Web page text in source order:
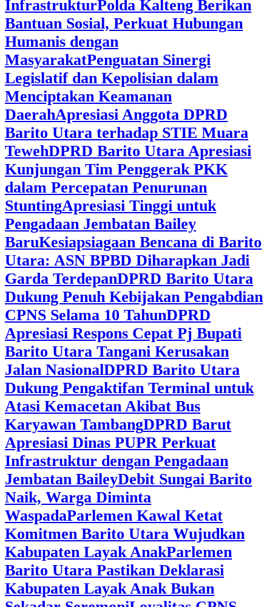
InfrastrukturPolda Kalteng Berikan
Bantuan Sosial, Perkuat Hubungan
Humanis dengan
MasyarakatPenguatan Sinergi
Legislatif dan Kepolisian dalam
Menciptakan Keamanan
DaerahApresiasi Anggota DPRD
Barito Utara terhadap STIE Muara
TewehDPRD Barito Utara Apresiasi
Kunjungan Tim Penggerak PKK
dalam Percepatan Penurunan
StuntingApresiasi Tinggi untuk
Pengadaan Jembatan Bailey
BaruKesiapsiagaan Bencana di Barito
Utara: ASN BPBD Diharapkan Jadi
Garda TerdepanDPRD Barito Utara
Dukung Penuh Kebijakan Pengabdian
CPNS Selama 10 TahunDPRD
Apresiasi Respons Cepat Pj Bupati
Barito Utara Tangani Kerusakan
Jalan NasionalDPRD Barito Utara
Dukung Pengaktifan Terminal untuk
Atasi Kemacetan Akibat Bus
Karyawan TambangDPRD Barut
Apresiasi Dinas PUPR Perkuat
Infrastruktur dengan Pengadaan
Jembatan BaileyDebit Sungai Barito
Naik, Warga Diminta
WaspadaParlemen Kawal Ketat
Komitmen Barito Utara Wujudkan
Kabupaten Layak AnakParlemen
Barito Utara Pastikan Deklarasi
Kabupaten Layak Anak Bukan